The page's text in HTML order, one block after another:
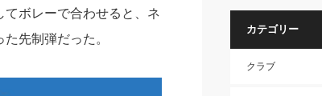
ボレーで合わせると、ネ
先制弾だった。
カテゴリー
クラブ